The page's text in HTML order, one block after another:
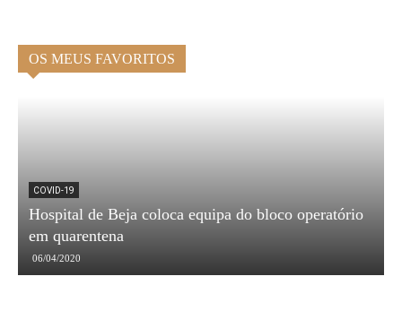
OS MEUS FAVORITOS
COVID-19
Hospital de Beja coloca equipa do bloco operatório
em quarentena
06/04/2020